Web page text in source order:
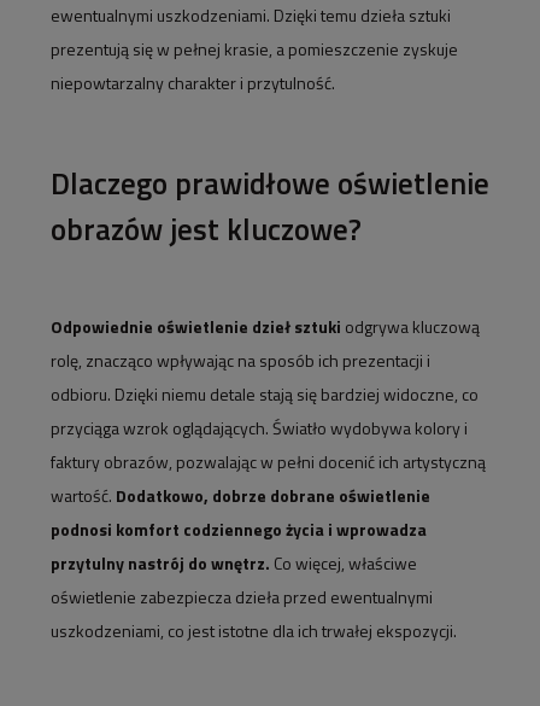
ewentualnymi uszkodzeniami. Dzięki temu dzieła sztuki
prezentują się w pełnej krasie, a pomieszczenie zyskuje
niepowtarzalny charakter i przytulność.
Dlaczego prawidłowe oświetlenie
obrazów jest kluczowe?
Odpowiednie oświetlenie dzieł sztuki odgrywa kluczową
rolę, znacząco wpływając na sposób ich prezentacji i
odbioru. Dzięki niemu detale stają się bardziej widoczne, co
przyciąga wzrok oglądających. Światło wydobywa kolory i
faktury obrazów, pozwalając w pełni docenić ich artystyczną
wartość. Dodatkowo, dobrze dobrane oświetlenie
podnosi komfort codziennego życia i wprowadza
przytulny nastrój do wnętrz. Co więcej, właściwe
oświetlenie zabezpiecza dzieła przed ewentualnymi
uszkodzeniami, co jest istotne dla ich trwałej ekspozycji.